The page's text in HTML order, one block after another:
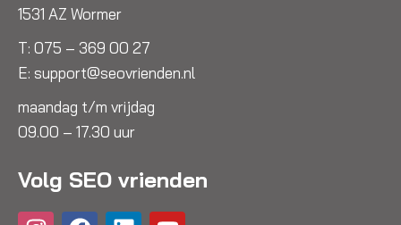
1531 AZ Wormer
T: 075 – 369 00 27
E: support@seovrienden.nl
maandag t/m vrijdag
09.00 – 17.30 uur
Volg SEO vrienden